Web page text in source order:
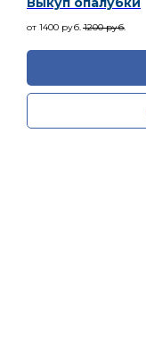
от 1400 руб. 1200 руб.